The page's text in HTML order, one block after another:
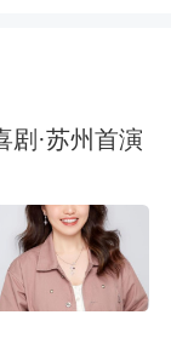
剧·苏州首演